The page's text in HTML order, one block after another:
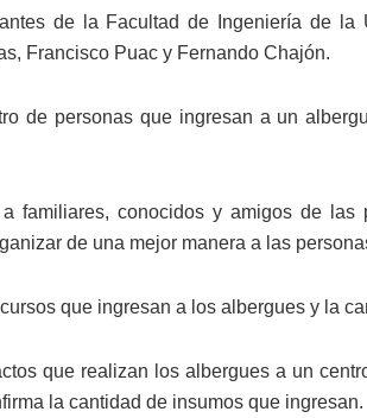
de la Facultad de Ingeniería de
Francisco Puac y Fernando Chajón.
de personas que ingresan a un
familiares, conocidos y amigos de las
de una mejor manera a las
que ingresan a los albergues y la
que realizan los albergues a un
la cantidad de insumos que ingresan.